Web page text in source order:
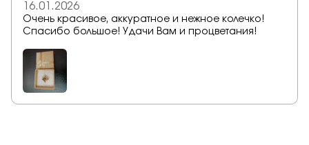
16.01.2026
Очень красивое, аккуратное и нежное колечко!
Спасибо большое! Удачи Вам и процветания!